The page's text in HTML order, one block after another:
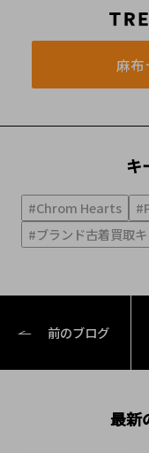
麻
キ
#Chrom Hearts
#ブランド古着買取
前のブログ
最新